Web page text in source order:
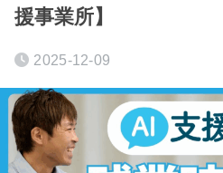
援事業所】
2025-12-09